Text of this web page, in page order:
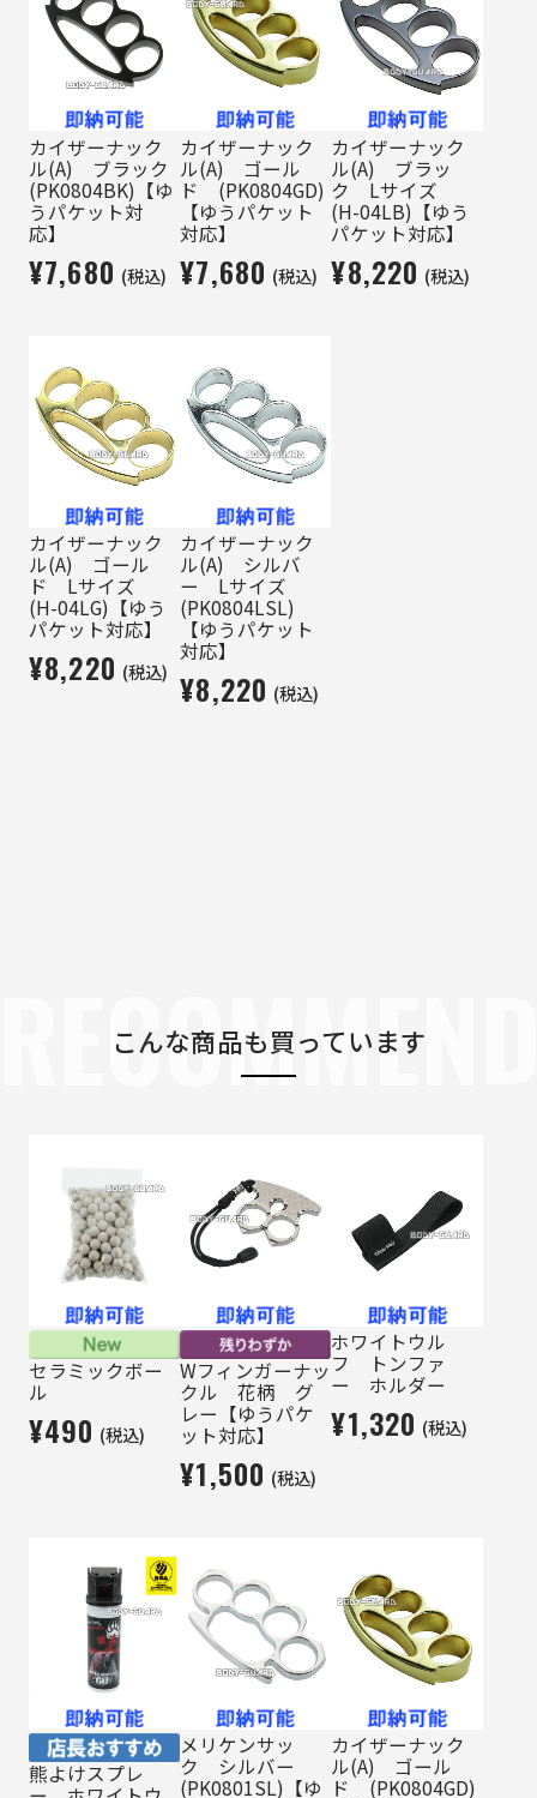
カイザーナック
ル(A) ブラック
(PK0804BK)【ゆ
うパケット対
応】
¥7,680 (税込)
カイザーナック
ル(A) ゴール
ド (PK0804GD)
【ゆうパケット
対応】
¥7,680 (税込)
カイザーナック
ル(A) ブラッ
ク Lサイズ
(H-04LB)【ゆう
パケット対応】
¥8,220 (税込)
カイザーナック
ル(A) ゴール
ド Lサイズ
(H-04LG)【ゆう
パケット対応】
¥8,220 (税込)
カイザーナック
ル(A) シルバ
ー Lサイズ
(PK0804LSL)
【ゆうパケット
対応】
¥8,220 (税込)
こんな商品も買っています
セラミックボー
ル
¥490 (税込)
Wフィンガーナッ
クル 花柄 グ
レー【ゆうパケ
ット対応】
¥1,500 (税込)
ホワイトウル
フ トンファ
ー ホルダー
¥1,320 (税込)
熊よけスプレ
メリケンサッ
ク シルバー
(PK0801SL)【ゆ
カイザーナック
ル(A) ゴール
ド (PK0804GD)